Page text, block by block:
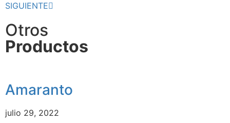
SIGUIENTE
Otros
Productos
Amaranto
julio 29, 2022